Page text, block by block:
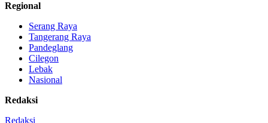
Regional
Serang Raya
Tangerang Raya
Pandeglang
Cilegon
Lebak
Nasional
Redaksi
Redaksi